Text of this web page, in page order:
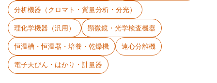
分析機器（クロマト・質量分析・分光）
理化学機器（汎用）
顕微鏡・光学検査機器
恒温槽・恒温器・培養・乾燥機
遠心分離機
電子天びん・はかり・計量器